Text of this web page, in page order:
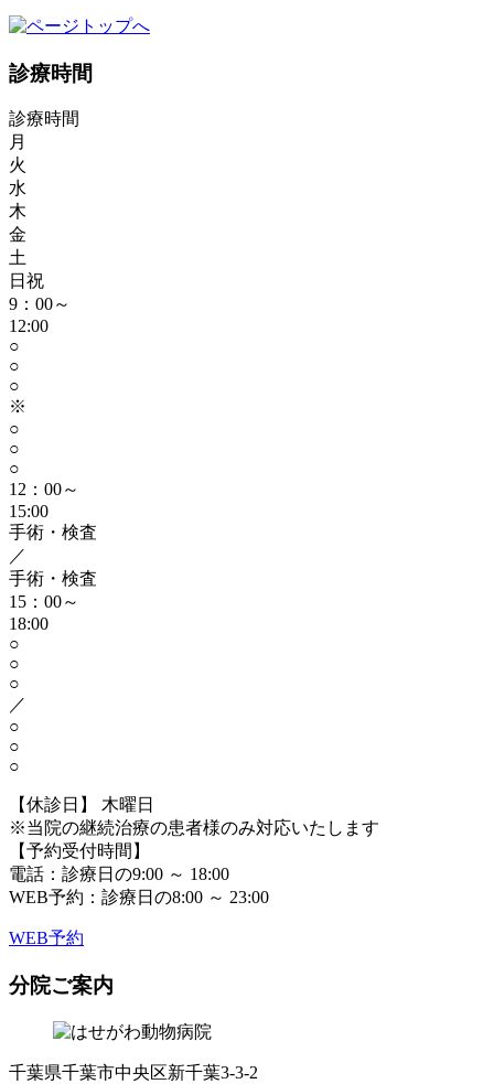
診療時間
診療時間
月
火
水
木
金
土
日祝
9：00～
12:00
○
○
○
※
○
○
○
12：00～
15:00
手術・検査
／
手術・検査
15：00～
18:00
○
○
○
／
○
○
○
【休診日】 木曜日
※当院の継続治療の患者様のみ対応いたします
【予約受付時間】
電話：診療日の9:00 ～ 18:00
WEB予約：診療日の8:00 ～ 23:00
WEB予約
分院ご案内
千葉県千葉市中央区新千葉3-3-2